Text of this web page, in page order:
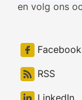
en volg ons
Facebook
RSS
LinkedIn